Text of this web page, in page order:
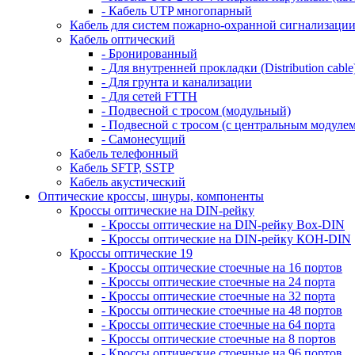
- Кабель UTP многопарный
Кабель для систем пожарно-охранной сигнализации
Кабель оптический
- Бронированный
- Для внутренней прокладки (Distribution
- Для грунта и канализации
- Для сетей FTTH
- Подвесной с тросом (модульный)
- Подвесной с тросом (с центральным
- Самонесущий
Кабель телефонный
Кабель SFTP, SSTP
Кабель акустический
Оптические кроссы, шнуры, компоненты
Кроссы оптические на DIN-рейку
- Кроссы оптические на DIN-рейку Box-DIN
- Кроссы оптические на DIN-рейку КОН-DIN
Кроссы оптические 19
- Кроссы оптические стоечные на 16 портов
- Кроссы оптические стоечные на 24 порта
- Кроссы оптические стоечные на 32 порта
- Кроссы оптические стоечные на 48 портов
- Кроссы оптические стоечные на 64 порта
- Кроссы оптические стоечные на 8 портов